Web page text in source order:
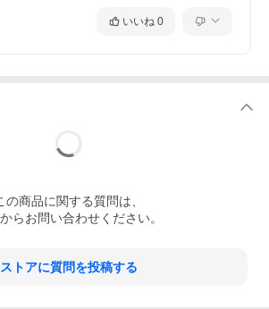
いいね 0
の商品に関する質問は、
らお問い合わせください。
ストアに質問を投稿する